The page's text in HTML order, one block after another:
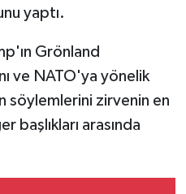
yaptı.
Grönland
ve NATO'ya yönelik
söylemlerini zirvenin en
başlıkları arasında